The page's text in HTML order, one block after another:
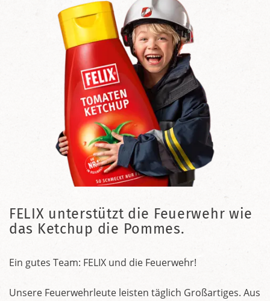
FELIX unterstützt die Feuerwehr wie
das Ketchup die Pommes.
Ein gutes Team: FELIX und die Feuerwehr!
Unsere Feuerwehrleute leisten täglich Großartiges. Aus